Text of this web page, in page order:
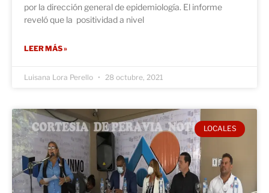
por la dirección general de epidemiología. El informe
reveló que la positividad a nivel
LEER MÁS »
Luisana Lora Perello 28 octubre, 2021
LOCALES